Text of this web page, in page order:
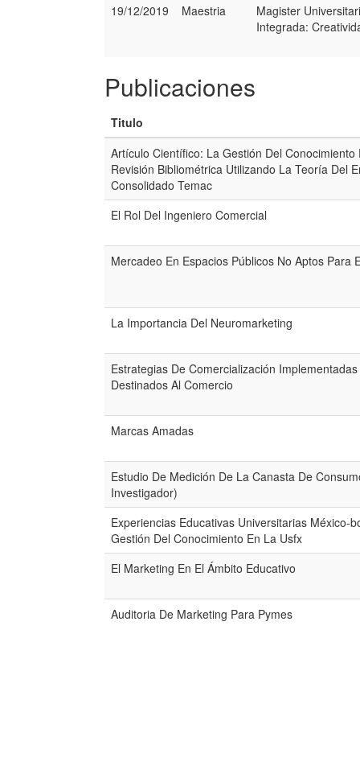
19/12/2019 Maestria
Magister
Integrada:
Publicaciones
Titulo
Artículo Científico: La Gestión Del
Revisión Bibliométrica Utilizando La Teoría Del
Consolidado Temac
El Rol Del Ingeniero Comercial
Mercadeo En Espacios Públicos No Aptos Para
La Importancia Del Neuromarketing
Estrategias De Comercialización
Destinados Al Comercio
Marcas Amadas
Estudio De Medición De La Canasta De
Investigador)
Experiencias Educativas Universitarias México-
Gestión Del Conocimiento En La Usfx
El Marketing En El Ámbito Educativo
Auditoria De Marketing Para Pymes